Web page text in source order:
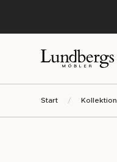
Start Kollektion